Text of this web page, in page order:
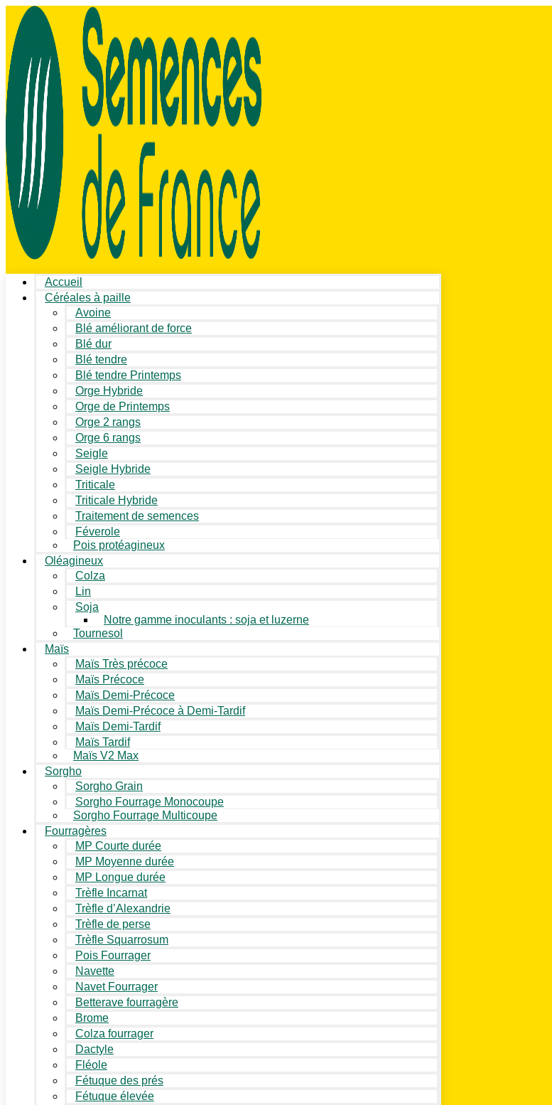
Accueil
Céréales à paille
Avoine
Blé améliorant de force
Blé dur
Blé tendre
Blé tendre Printemps
Orge Hybride
Orge de Printemps
Orge 2 rangs
Orge 6 rangs
Seigle
Seigle Hybride
Triticale
Triticale Hybride
Traitement de semences
Féverole
Pois protéagineux
Oléagineux
Colza
Lin
Soja
Notre gamme inoculants : soja et luzerne
Tournesol
Maïs
Maïs Très précoce
Maïs Précoce
Maïs Demi-Précoce
Maïs Demi-Précoce à Demi-Tardif
Maïs Demi-Tardif
Maïs Tardif
Maïs V2 Max
Sorgho
Sorgho Grain
Sorgho Fourrage Monocoupe
Sorgho Fourrage Multicoupe
Fourragères
MP Courte durée
MP Moyenne durée
MP Longue durée
Trèfle Incarnat
Trèfle d’Alexandrie
Trèfle de perse
Trèfle Squarrosum
Pois Fourrager
Navette
Navet Fourrager
Betterave fourragère
Brome
Colza fourrager
Dactyle
Fléole
Fétuque des prés
Fétuque élevée